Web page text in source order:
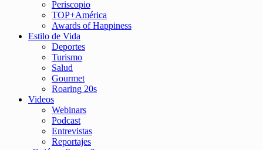
Periscopio
TOP+América
Awards of Happiness
Estilo de Vida
Deportes
Turismo
Salud
Gourmet
Roaring 20s
Videos
Webinars
Podcast
Entrevistas
Reportajes